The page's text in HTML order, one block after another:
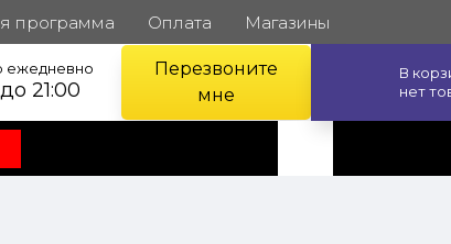
программа Оплата Магазины
ежедневно
21:00
Перезвоните
мне
В
нет